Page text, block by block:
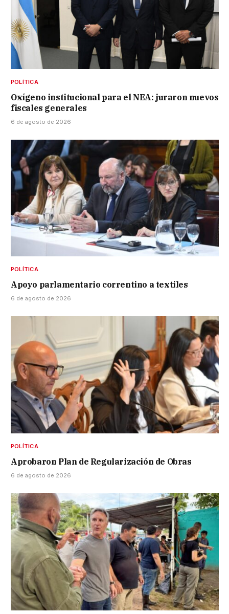
POLÍTICA
Oxígeno institucional para el NEA: juraron nuevos
fiscales generales
6 de agosto de 2026
POLÍTICA
Apoyo parlamentario correntino a textiles
6 de agosto de 2026
POLÍTICA
Aprobaron Plan de Regularización de Obras
6 de agosto de 2026